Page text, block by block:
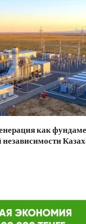
как
независимости